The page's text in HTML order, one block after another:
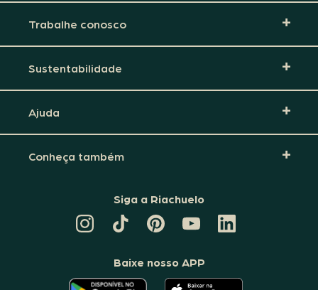
Trabalhe conosco
Sustentabilidade
Ajuda
Conheça também
Siga a Riachuelo
TIKTOK
DA
PINTEREST
DA
CANAL
DA
RIACHUELO
LINKEDIN
DA
Baixe nosso APP
O O